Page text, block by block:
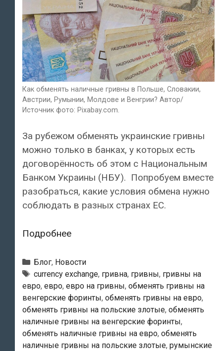
Как обменять наличные гривны в Польше, Словакии,
Австрии, Румынии, Молдове и Венгрии? Автор/
Источник фото: Pixabay.com.
За рубежом обменять украинские гривны
можно только в банках, у которых есть
договорённость об этом с Национальным
Банком Украины (НБУ). Попробуем вместе
разобраться, какие условия обмена нужно
соблюдать в разных странах ЕС.
ПодробнееКак
наличные
гривны
в
Польше,
Словакии,
Австрии,
Румынии,
Рубрики
Блог, Новости
Тэги
currency exchange, гривна, гривны, гривны на
евро, евро, евро на гривны, обменять гривны на
венгерские форинты, обменять гривны на евро,
обменять гривны на польские злотые, обменять
наличные гривны на венгерские форинты,
обменять наличные гривны на евро, обменять
наличные гривны на польские злотые, румынские